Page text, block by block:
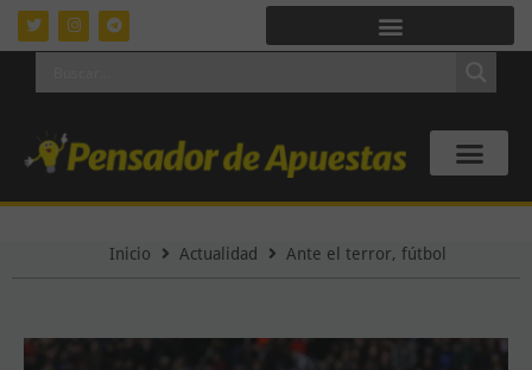
Inicio Actualidad Ante el terror, fútbol